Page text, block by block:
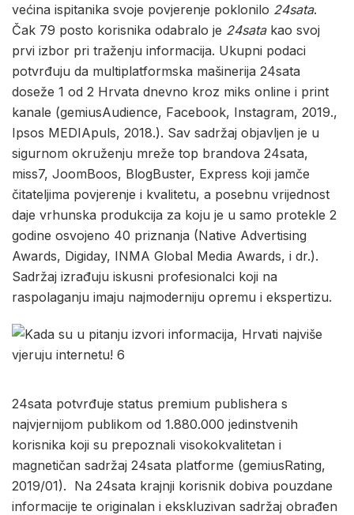
većina ispitanika svoje povjerenje poklonilo 24sata.
Čak 79 posto korisnika odabralo je 24satakao svoj
prvi izbor pri traženju informacija. Ukupni podaci
potvrđuju da multiplatformska mašinerija 24sata
doseže 1 od 2 Hrvata dnevno kroz miks online i print
kanale (gemiusAudience, Facebook, Instagram, 2019.,
Ipsos MEDIApuls, 2018.). Sav sadržaj objavljen je u
sigurnom okruženju mreže top brandova 24sata,
miss7, JoomBoos, BlogBuster, Express koji jamče
čitateljima povjerenje i kvalitetu, a posebnu vrijednost
daje vrhunska produkcija za koju je u samo protekle 2
godine osvojeno 40 priznanja (Native Advertising
Awards, Digiday, INMA Global Media Awards, i dr.).
Sadržaj izrađuju iskusni profesionalci koji na
raspolaganju imaju najmoderniju opremu i ekspertizu.
24sata potvrđuje status premium publishera s
najvjernijom publikom od 1.880.000 jedinstvenih
korisnika koji su prepoznali visokokvalitetan i
magnetičan sadržaj 24sata platforme (gemiusRating,
2019/01). Na 24sata krajnji korisnik dobiva pouzdane
informacije te originalan i ekskluzivan sadržaj obrađen